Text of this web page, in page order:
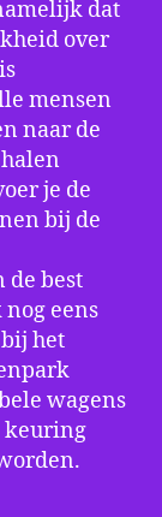
dat
over
mensen
naar de
je de
bij de
de best
eens
het
wagens
keuring